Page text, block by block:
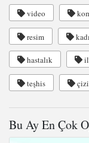
video
resim
hastalık
teşhis
Bu Ay En Çok